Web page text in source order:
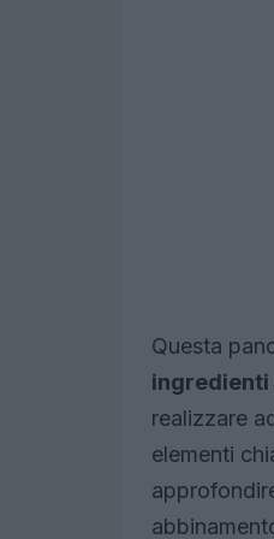
Questa
ingredienti
realizzare
elementi